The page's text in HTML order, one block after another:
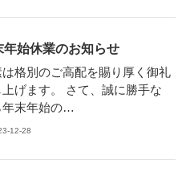
年始休業のお知らせ
格別のご高配を賜り厚く御礼
上げます。 さて、誠に勝手な
年末年始の…
12-28